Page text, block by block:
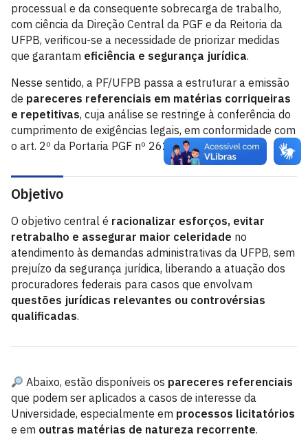
processual e da consequente sobrecarga de trabalho,
com ciência da Direção Central da PGF e da Reitoria da
UFPB, verificou-se a necessidade de priorizar medidas
que garantam eficiência e segurança jurídica.
Nesse sentido, a PF/UFPB passa a estruturar a emissão
de pareceres referenciais em matérias corriqueiras
e repetitivas, cuja análise se restringe à conferência do
cumprimento de exigências legais, em conformidade com
o art. 2º da Portaria PGF nº 262/2017.
Objetivo
O objetivo central é racionalizar esforços, evitar
retrabalho e assegurar maior celeridade no
atendimento às demandas administrativas da UFPB, sem
prejuízo da segurança jurídica, liberando a atuação dos
procuradores federais para casos que envolvam
questões jurídicas relevantes ou controvérsias
qualificadas.
Abaixo, estão disponíveis os pareceres referenciais
que podem ser aplicados a casos de interesse da
Universidade, especialmente em processos licitatórios
e em outras matérias de natureza recorrente.